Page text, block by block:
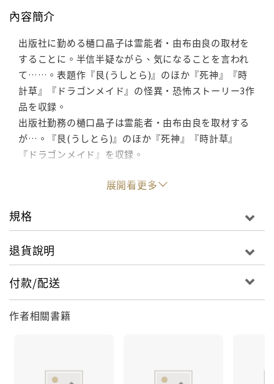
內容簡介
出版社に勤める樋口晶子は霊能者・由布由良の取材を
することに。半信半疑ながら、気になることを言われ
て……。表題作『艮(うしとら)』のほか『死神』『時
計草』『ドラゴンメイド』の怪異・恐怖ストーリー3作
品を収録。
出版社勤務の樋口晶子は霊能者・由布由良を取材する
が…。『艮(うしとら)』のほか『死神』『時計草』
『ドラゴンメイド』を収録。
展開看更多
規格
退貨說明
付款/配送
作者相關書籍